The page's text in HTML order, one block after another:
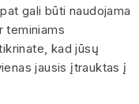
gali būti naudojama
teminiams
kad jūsų
jausis įtrauktas į